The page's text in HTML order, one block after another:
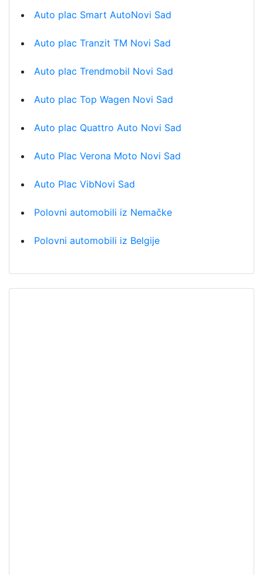
Auto plac Smart AutoNovi Sad
Auto plac Tranzit TM Novi Sad
Auto plac Trendmobil Novi Sad
Auto plac Top Wagen Novi Sad
Auto plac Quattro Auto Novi Sad
Auto Plac Verona Moto Novi Sad
Auto Plac VibNovi Sad
Polovni automobili iz Nemačke
Polovni automobili iz Belgije